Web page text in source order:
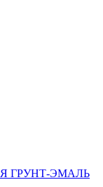
ГРУНТ-ЭМАЛЬ